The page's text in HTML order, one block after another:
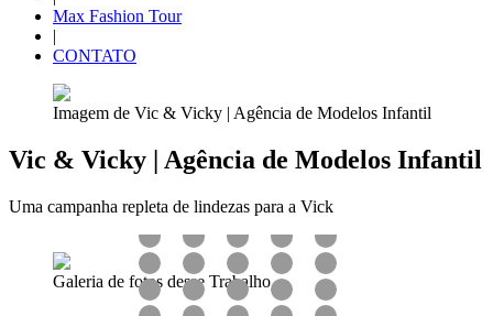
Max Fashion Tour
|
CONTATO
Imagem de Vic & Vicky | Agência de Modelos Infantil
Vic & Vicky | Agência de Modelos Infantil
Uma campanha repleta de lindezas para a Vick
Galeria de fotos desse Trabalho